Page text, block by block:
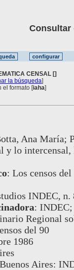
Consultar
CENSAL []
la búsqueda]
el formato [iaha]
Ana María;
y lo
: Los censos
INDEC, n.
:
Regional
del 90
1986
Buenos Aires: